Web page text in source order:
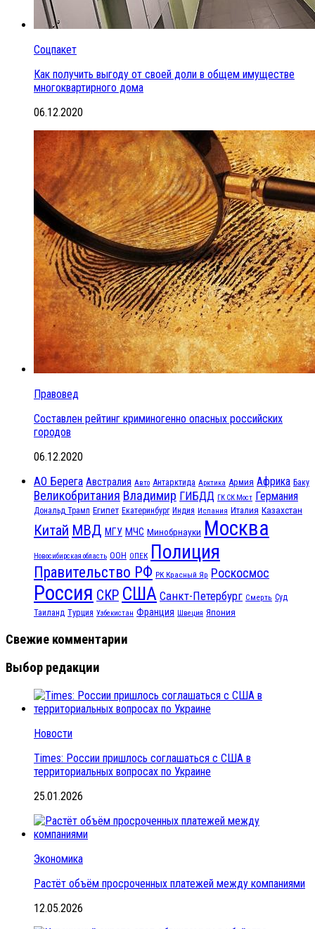
Соцпакет
Как получить выгоду от своей доли в общем имуществе
многоквартирного дома
06.12.2020
Правовед
Составлен рейтинг криминогенно опасных российских
городов
06.12.2020
АО Берега Австралия Авто Антарктида Арктика Армия Африка Баку
Великобритания Владимир ГИБДД ГК СК Мост Германия
Дональд Трамп Египет Екатеринбург Индия Испания Италия Казахстан
Китай МВД МГУ МЧС Минобрнауки Москва
Новосибирская область ООН ОПЕК Полиция
Правительство РФ РК Красный Яр Роскосмос
Россия СКР США Санкт-Петербург Смерть Суд
Таиланд Турция Узбекистан Франция Швеция Япония
Свежие комментарии
Выбор редакции
Новости
Times: России пришлось соглашаться с США в
территориальных вопросах по Украине
25.01.2026
Экономика
Растёт объём просроченных платежей между компаниями
12.05.2026